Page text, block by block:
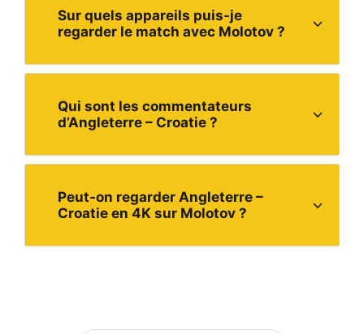
Sur quels appareils puis-je
regarder le match avec Molotov ?
Qui sont les commentateurs
d’Angleterre – Croatie ?
Peut-on regarder Angleterre –
Croatie en 4K sur Molotov ?